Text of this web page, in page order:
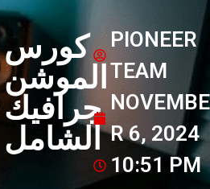
كورس
الموشن
جرافيك
الشامل
PIONEER
TEAM
NOVEMBE
R 6, 2024
10:51 PM